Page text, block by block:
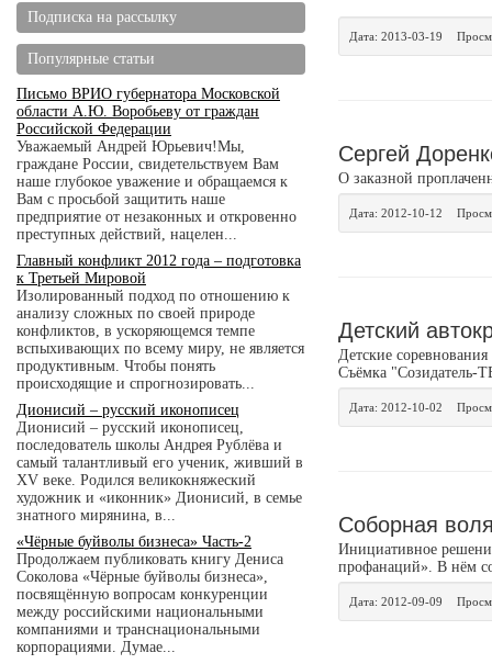
Подписка на рассылку
Популярные статьи
Письмо ВРИО губернатора Московской
области А.Ю. Воробьеву от граждан
Российской Федерации
Уважаемый Андрей Юрьевич!Мы,
граждане России, свидетельствуем Вам
наше глубокое уважение и обращаемся к
Вам с просьбой защитить наше
предприятие от незаконных и откровенно
преступных действий, нацелен...
Главный конфликт 2012 года – подготовка
к Третьей Мировой
Изолированный подход по отношению к
анализу сложных по своей природе
конфликтов, в ускоряющемся темпе
вспыхивающих по всему миру, не является
продуктивным. Чтобы понять
происходящие и спрогнозировать...
Дионисий – русский иконописец
Дионисий – русский иконописец,
последователь школы Андрея Рублёва и
самый талантливый его ученик, живший в
XV веке. Родился великокняжеский
художник и «иконник» Дионисий, в семье
знатного мирянина, в...
«Чёрные буйволы бизнеса» Часть-2
Продолжаем публиковать книгу Дениса
Соколова «Чёрные буйволы бизнеса»,
посвящённую вопросам конкуренции
между российскими национальными
компаниями и транснациональными
корпорациями. Думае...
Дата: 2013-03-19
Сергей
О заказной
Дата: 2012-10-12
Детский
Детские
Съёмка "Созидатель-
Дата: 2012-10-02
Соборная
Инициативное
профанаций». В нём
Дата: 2012-09-09